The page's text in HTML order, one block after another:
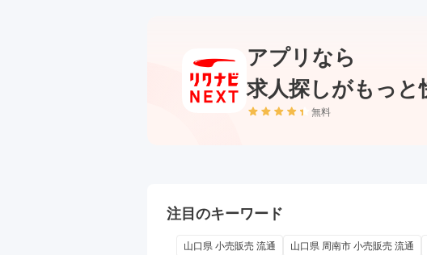
アプリなら
求人探しがもっと
無料
注目のキーワード
山口県 小売販売 流通 山口県 周南市 小売販売 流通